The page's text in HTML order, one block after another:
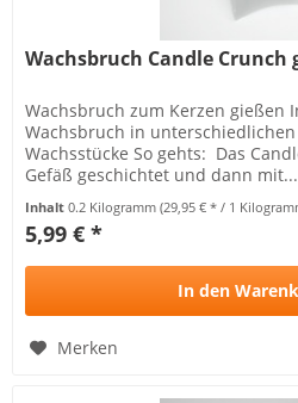
Wachsbruch Candle Crunch
Wachsbruch zum Kerzen gießen
Wachsbruch in
Wachsstücke So gehts: Das
Gefäß geschichtet und dann mit...
Inhalt0.2 Kilogramm(29,95 € * / 1
5,99 € *
In den
Merken